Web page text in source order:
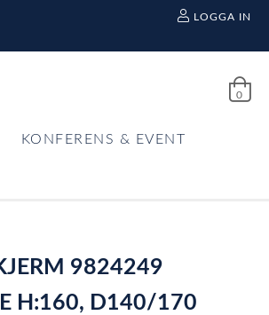
LOGGA IN
0
KONFERENS & EVENT
9824249
H:160, D140/170